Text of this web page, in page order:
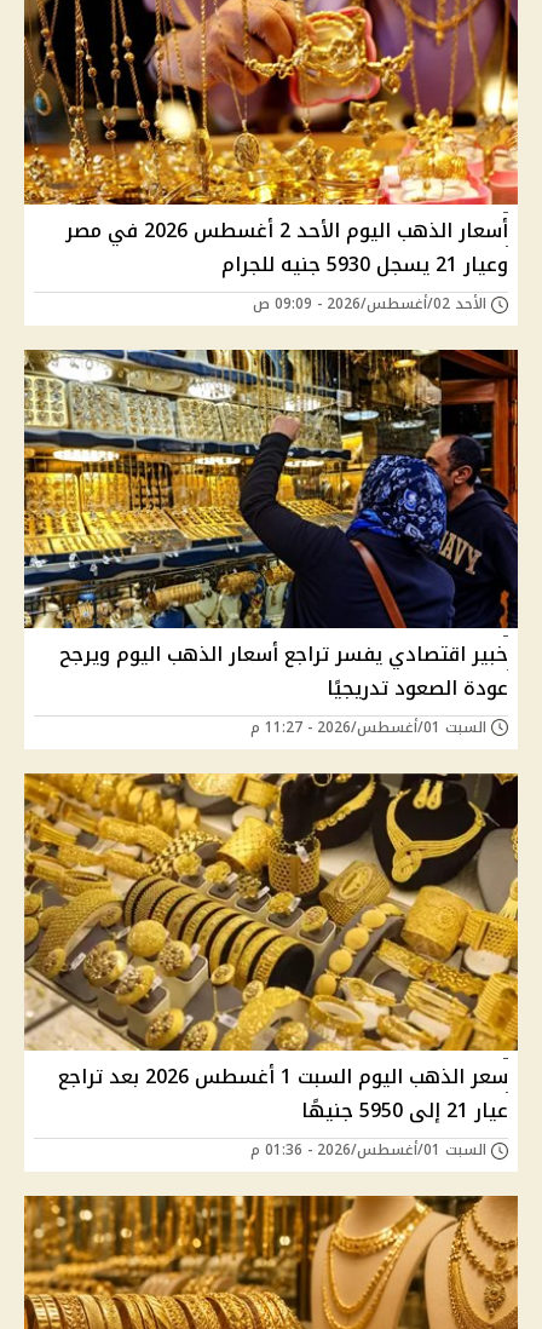
أسعار الذهب اليوم الأحد 2 أغسطس 2026 في مصر
وعيار 21 يسجل 5930 جنيه للجرام
الأحد 02/أغسطس/2026 - 09:09 ص
خبير اقتصادي يفسر تراجع أسعار الذهب اليوم ويرجح
عودة الصعود تدريجيًا
السبت 01/أغسطس/2026 - 11:27 م
سعر الذهب اليوم السبت 1 أغسطس 2026 بعد تراجع
عيار 21 إلى 5950 جنيهًا
السبت 01/أغسطس/2026 - 01:36 م